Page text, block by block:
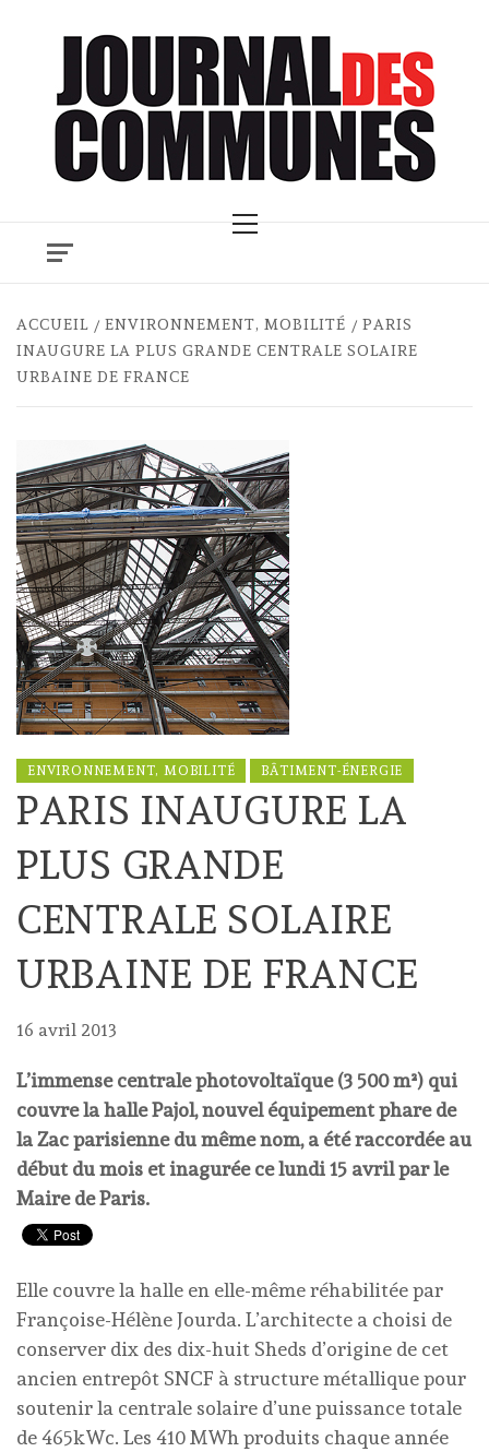
Menu
ACCUEIL ENVIRONNEMENT, MOBILITÉ
PARIS
INAUGURE LA PLUS GRANDE CENTRALE SOLAIRE
URBAINE DE FRANCE
ENVIRONNEMENT, MOBILITÉ BÂTIMENT-ÉNERGIE
PARIS INAUGURE LA
PLUS GRANDE
CENTRALE SOLAIRE
URBAINE DE FRANCE
16 avril 2013
L’immense centrale photovoltaïque (3 500 m²) qui
couvre la halle Pajol, nouvel équipement phare de
la Zac parisienne du même nom, a été raccordée au
début du mois et inagurée ce lundi 15 avril par le
Maire de Paris.
Elle couvre la halle en elle-même réhabilitée par
Françoise-Hélène Jourda. L’architecte a choisi de
conserver dix des dix-huit Sheds d’origine de cet
ancien entrepôt SNCF à structure métallique pour
soutenir la centrale solaire d’une puissance totale
de 465kWc. Les 410 MWh produits chaque année